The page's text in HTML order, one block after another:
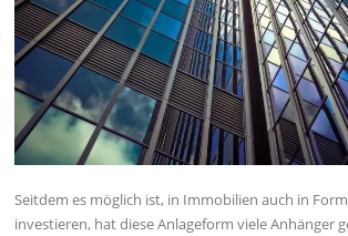
Seitdem es möglich ist, in Immobilien auch in
investieren, hat diese Anlageform viele Anhänger